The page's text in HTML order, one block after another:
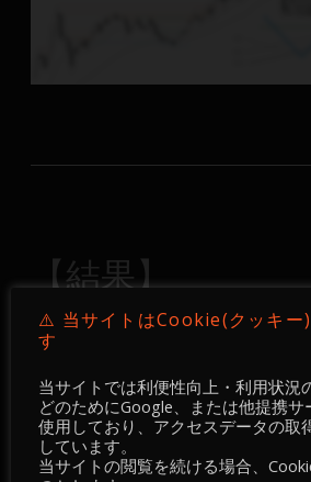
【結果】
4時間足 (DEVGRU Academyメンバ
⚠️ 当サイトはCookie(クッキー)
す
当サイトでは利便性向上・利用状況
どのためにGoogle、または他提携サ
使用しており、アクセスデータの取
しています。
当サイトの閲覧を続ける場合、